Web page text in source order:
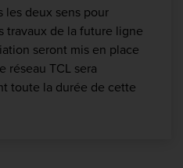
les deux sens pour
travaux de la future ligne
seront mis en place
réseau TCL sera
toute la durée de cette